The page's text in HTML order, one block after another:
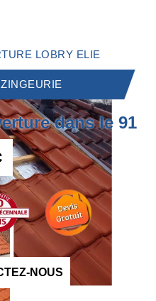
LOBRY ELIE
dans le 91
NOUS